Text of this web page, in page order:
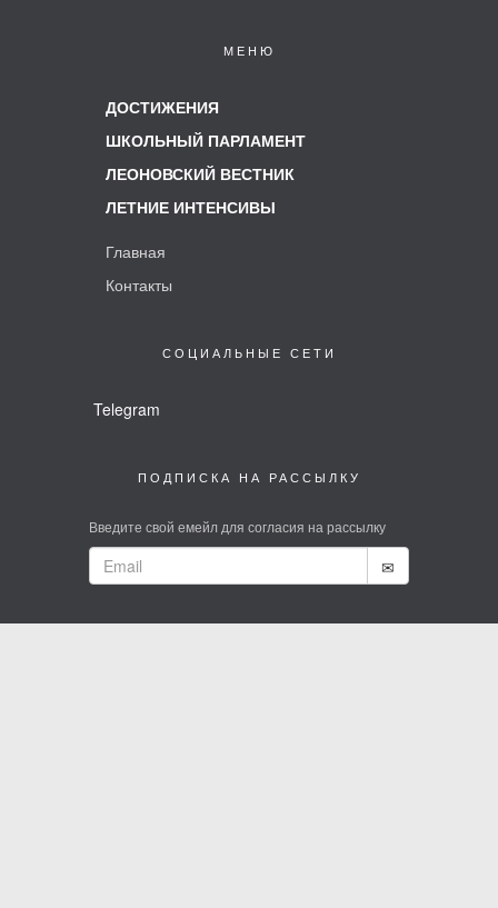
МЕНЮ
ДОСТИЖЕНИЯ
ШКОЛЬНЫЙ ПАРЛАМЕНТ
ЛЕОНОВСКИЙ ВЕСТНИК
ЛЕТНИЕ ИНТЕНСИВЫ
Главная
Контакты
СОЦИАЛЬНЫЕ СЕТИ
Telegram
ПОДПИСКА НА РАССЫЛКУ
Введите свой емейл для согласия на рассылку